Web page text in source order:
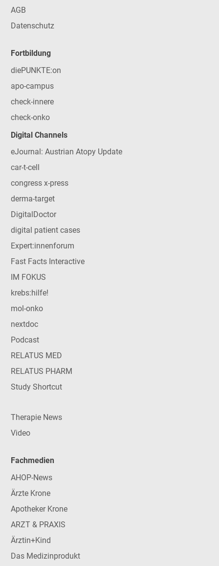
AGB
Datenschutz
Fortbildung
diePUNKTE:on
apo-campus
check-innere
check-onko
Digital Channels
eJournal: Austrian Atopy Update
car-t-cell
congress x-press
derma-target
DigitalDoctor
digital patient cases
Expert:innenforum
Fast Facts Interactive
IM FOKUS
krebs:hilfe!
mol-onko
nextdoc
Podcast
RELATUS MED
RELATUS PHARM
Study Shortcut
Therapie News
Video
Fachmedien
AHOP-News
Ärzte Krone
Apotheker Krone
ARZT & PRAXIS
Ärztin+Kind
Das Medizinprodukt